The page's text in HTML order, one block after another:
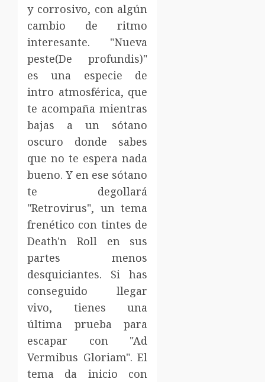
y corrosivo, con algún
cambio de ritmo
interesante. "Nueva
peste(De profundis)"
es una especie de
intro atmosférica, que
te acompaña mientras
bajas a un sótano
oscuro donde sabes
que no te espera nada
bueno. Y en ese sótano
te degollará
"Retrovirus", un tema
frenético con tintes de
Death'n Roll en sus
partes menos
desquiciantes. Si has
conseguido llegar
vivo, tienes una
última prueba para
escapar con "Ad
Vermibus Gloriam". El
tema da inicio con